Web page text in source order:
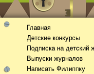
Главная
Детские конкурсы
Подписка на детский
Выпуски журналов
Написать Филиппку